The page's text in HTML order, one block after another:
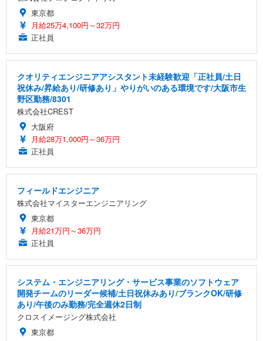
東京都
月給25万4,100円～32万円
正社員
クオリティエンジニアアシスタント未経験歓迎「正社員/土日
祝休み/昇給あり/研修あり」やりがいのある環境です/大阪市生
野区勤務/8301
株式会社CREST
大阪府
月給28万1,000円～36万円
正社員
フィールドエンジニア
株式会社マイスターエンジニアリング
東京都
月給21万円～36万円
正社員
システム・エンジニアリング・サービス事業のソフトウェア
開発チームのリーダー候補/土日祝休みあり/ブランクOK/研修
あり/午後のみ勤務/完全週休2日制
クロスイメージング株式会社
東京都